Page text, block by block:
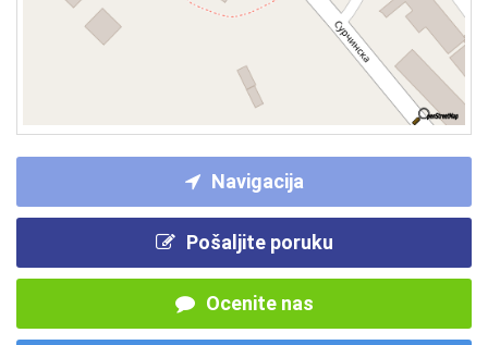
Navigacija
Pošaljite poruku
Ocenite nas